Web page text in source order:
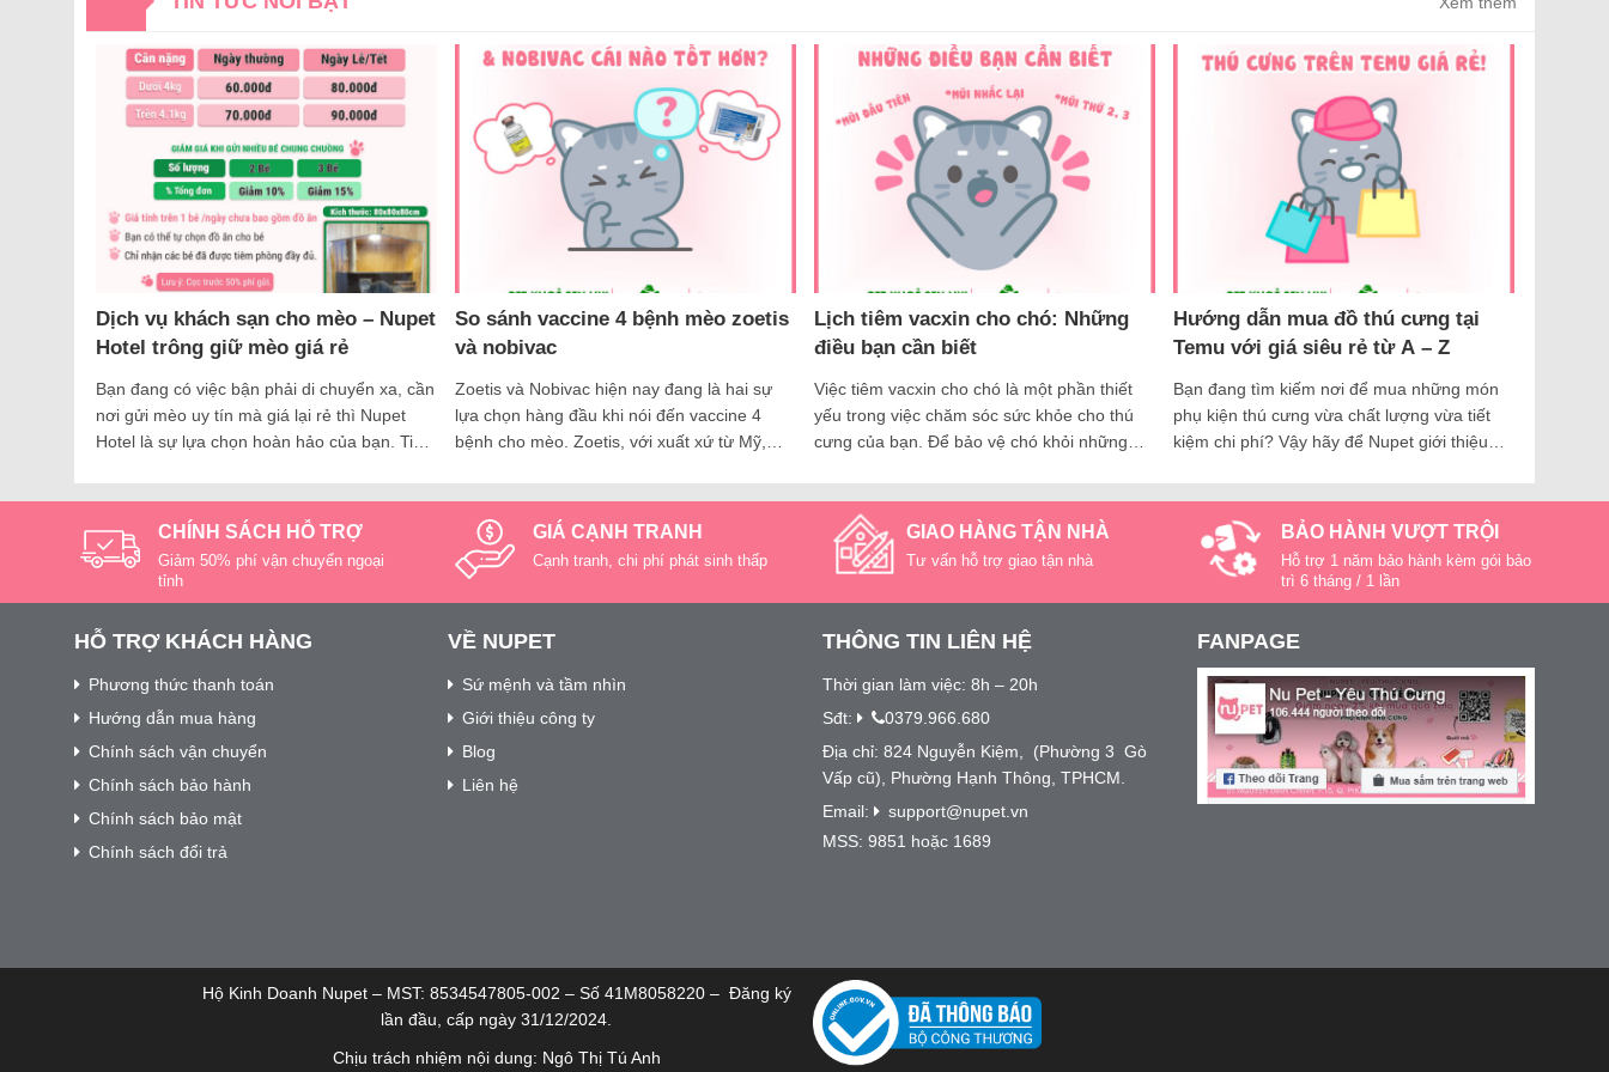
Dịch vụ khách sạn cho mèo – Nupet
Hotel trông giữ mèo giá rẻ
Bạn đang có việc bận phải di chuyển xa, cần
nơi gửi mèo uy tín mà giá lại rẻ thì Nupet
Hotel là sự lựa chọn hoàn hảo của bạn. Tin
mèo giá rẻ tại chi…
So sánh vaccine 4 bệnh mèo zoetis
và nobivac
Zoetis và Nobivac hiện nay đang là hai sự
lựa chọn hàng đầu khi nói đến vaccine 4
bệnh cho mèo. Zoetis, với xuất xứ từ Mỹ,
phẩm được sử dụng rộng rãi trên toàn…
Lịch tiêm vacxin cho chó: Những
điều bạn cần biết
Việc tiêm vacxin cho chó là một phần thiết
yếu trong việc chăm sóc sức khỏe cho thú
cưng của bạn. Để bảo vệ chó khỏi những
trọng. Bài viết này sẽ cung cấp hướng dẫn
chi tiết…
Hướng dẫn mua đồ thú cưng tại
Temu với giá siêu rẻ từ A – Z
Bạn đang tìm kiếm nơi để mua những món
phụ kiện thú cưng vừa chất lượng vừa tiết
kiệm chi phí? Vậy hãy để Nupet giới thiệu
tiếng với hàng loạt sản phẩm với giá từ rẻ
đến…
CHÍNH SÁCH HỖ TRỢ
Giảm 50% phí vận chuyển ngoại
tỉnh
GIÁ CẠNH TRANH
Cạnh tranh, chi phí phát sinh thấp
GIAO HÀNG TẬN NHÀ
Tư vấn hỗ trợ giao tận nhà
BẢO HÀNH VƯỢT TRỘI
Hỗ trợ 1 năm bảo hành kèm gói bảo
trì 6 tháng / 1 lần
HỖ TRỢ KHÁCH HÀNG
Phương thức thanh toán
Hướng dẫn mua hàng
Chính sách vận chuyển
Chính sách bảo hành
Chính sách bảo mật
Chính sách đổi trả
VỀ NUPET
Sứ mệnh và tầm nhìn
Giới thiệu công ty
Blog
Liên hệ
THÔNG TIN LIÊN HỆ
Thời gian làm việc: 8h – 20h
Sđt:
0379.966.680
Địa chỉ: 824 Nguyễn Kiệm, (Phường 3 Gò
Vấp cũ), Phường Hạnh Thông, TPHCM.
Email:
support@nupet.vn
MSS: 9851 hoặc 1689
FANPAGE
Hộ Kinh Doanh Nupet – MST: 8534547805-002 – Số 41M8058220 – Đăng ký
lần đầu, cấp ngày 31/12/2024.
Chịu trách nhiệm nội dung: Ngô Thị Tú Anh